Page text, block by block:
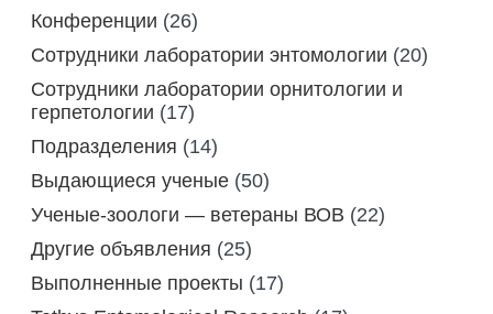
Конференции (26)
Сотрудники лаборатории энтомологии (20)
Сотрудники лаборатории орнитологии и
герпетологии (17)
Подразделения (14)
Выдающиеся ученые (50)
Ученые-зоологи — ветераны ВОВ (22)
Другие объявления (25)
Выполненные проекты (17)